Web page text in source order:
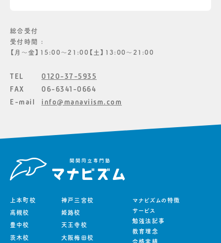
総合受付
受付時間 :
【月〜金】15:00〜21:00【土】13:00〜21:00
TEL
0120-37-5935
FAX
06-6341-0664
E-mail
info@manaviism.com
上本町校
高槻校
豊中校
茨木校
神戸三宮校
姫路校
天王寺校
大阪梅田校
マナビズムの特徴
サービス
勉強法記事
教育理念
合格実績